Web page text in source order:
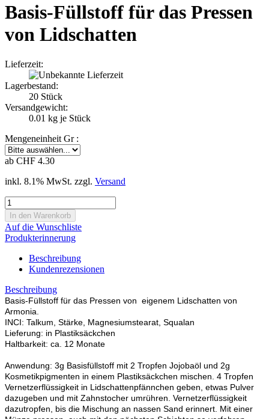
Basis-Füllstoff für das Pressen
von Lidschatten
Lieferzeit:
Lagerbestand:
20 Stück
Versandgewicht:
0.01 kg je Stück
Mengeneinheit Gr :
ab CHF 4.30
inkl. 8.1% MwSt. zzgl. Versand
Auf die Wunschliste
Produkterinnerung
Beschreibung
Kundenrezensionen
Beschreibung
Basis-Füllstoff für das Pressen von eigenem Lidschatten von
Armonia.
INCI: Talkum, Stärke, Magnesiumstearat, Squalan
Lieferung: in Plastiksäckchen
Haltbarkeit: ca. 12 Monate
Anwendung: 3g Basisfüllstoff mit 2 Tropfen Jojobaöl und 2g
Kosmetikpigmenten in einem Plastiksäckchen mischen. 4 Tropfen
Vernetzerflüssigkeit in Lidschattenpfännchen geben, etwas Pulver
dazugeben und mit Zahnstocher umrühren. Vernetzerflüssigkeit
dazutropfen, bis die Mischung an nassen Sand erinnert. Mit einer